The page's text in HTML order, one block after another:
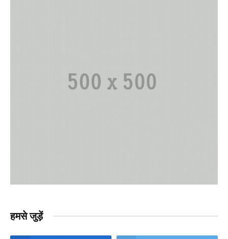
हमसे जुड़ें